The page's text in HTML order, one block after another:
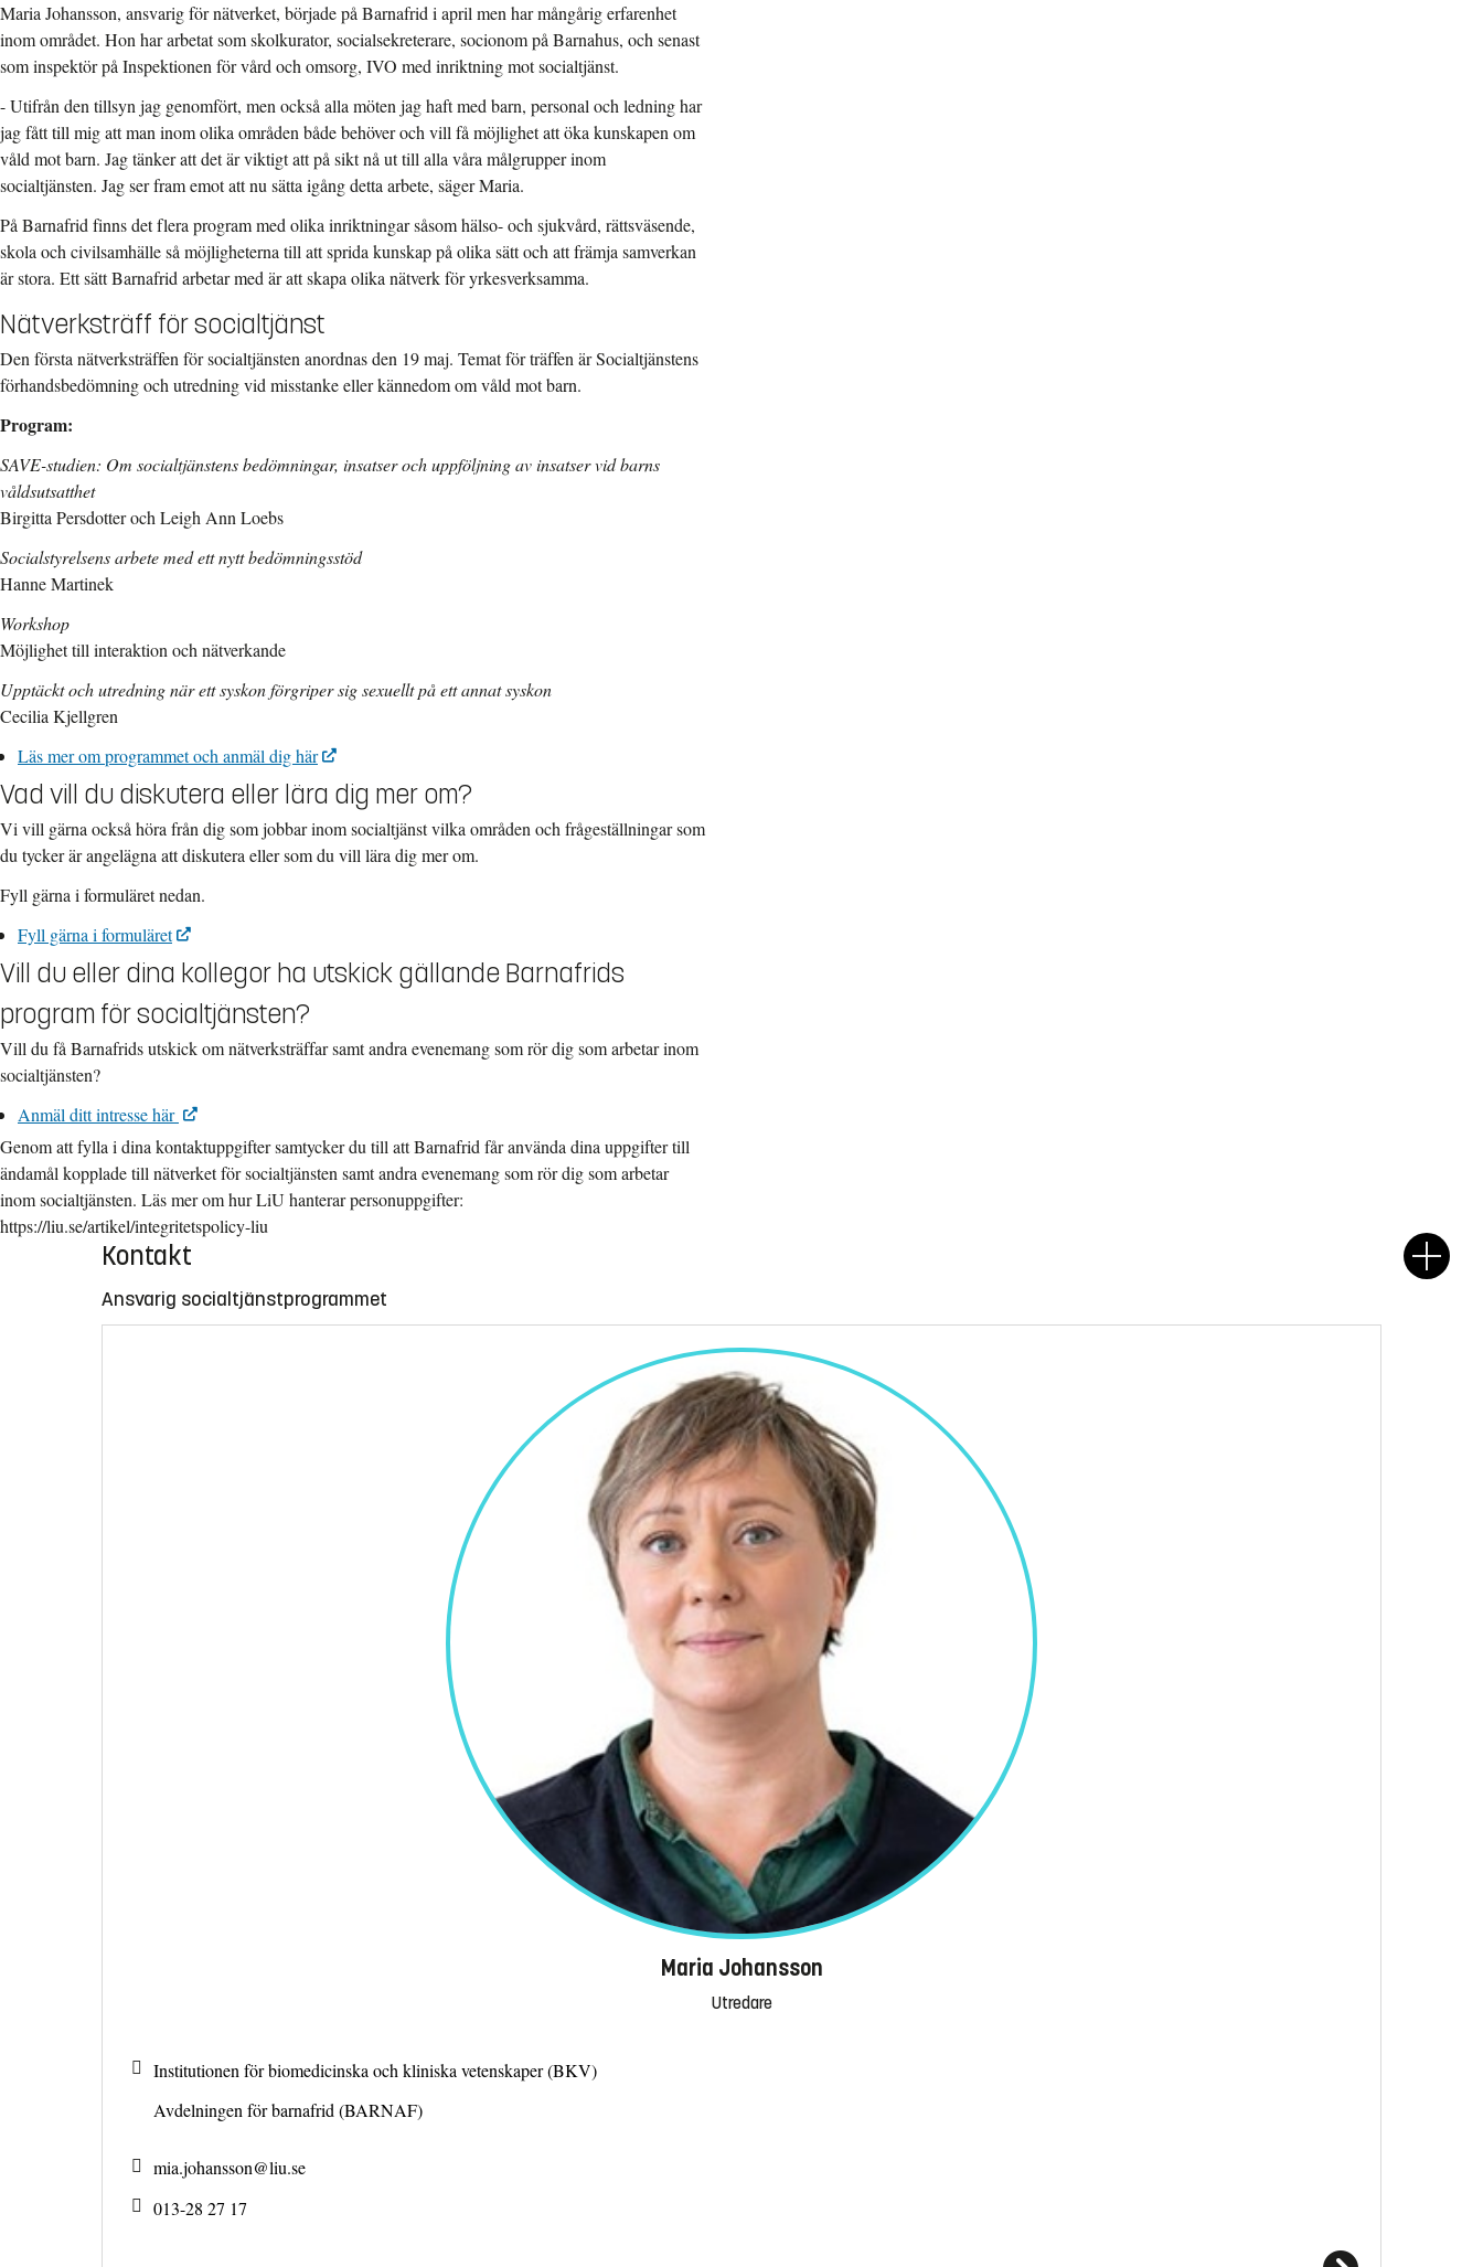
Maria Johansson, ansvarig för nätverket, började på Barnafrid i april men har mångårig erfarenhet
inom området. Hon har arbetat som skolkurator, socialsekreterare, socionom på Barnahus, och senast
som inspektör på Inspektionen för vård och omsorg, IVO med inriktning mot socialtjänst.
- Utifrån den tillsyn jag genomfört, men också alla möten jag haft med barn, personal och ledning har
jag fått till mig att man inom olika områden både behöver och vill få möjlighet att öka kunskapen om
våld mot barn. Jag tänker att det är viktigt att på sikt nå ut till alla våra målgrupper inom
socialtjänsten. Jag ser fram emot att nu sätta igång detta arbete, säger Maria.
På Barnafrid finns det flera program med olika inriktningar såsom hälso- och sjukvård, rättsväsende,
skola och civilsamhälle så möjligheterna till att sprida kunskap på olika sätt och att främja samverkan
är stora. Ett sätt Barnafrid arbetar med är att skapa olika nätverk för yrkesverksamma.
Nätverksträff för socialtjänst
Den första nätverksträffen för socialtjänsten anordnas den 19 maj. Temat för träffen är Socialtjänstens
förhandsbedömning och utredning vid misstanke eller kännedom om våld mot barn.
Program:
SAVE-studien: Om socialtjänstens bedömningar, insatser och uppföljning av insatser vid barns
våldsutsatthet
Birgitta Persdotter och Leigh Ann Loebs
Socialstyrelsens arbete med ett nytt bedömningsstöd
Hanne Martinek
Workshop
Möjlighet till interaktion och nätverkande
Upptäckt och utredning när ett syskon förgriper sig sexuellt på ett annat syskon
Cecilia Kjellgren
Läs mer om programmet och anmäl dig här
Vad vill du diskutera eller lära dig mer om?
Vi vill gärna också höra från dig som jobbar inom socialtjänst vilka områden och frågeställningar som
du tycker är angelägna att diskutera eller som du vill lära dig mer om.
Fyll gärna i formuläret nedan.
Fyll gärna i formuläret
Vill du eller dina kollegor ha utskick gällande Barnafrids
program för socialtjänsten?
Vill du få Barnafrids utskick om nätverksträffar samt andra evenemang som rör dig som arbetar inom
socialtjänsten?
Anmäl ditt intresse här
Genom att fylla i dina kontaktuppgifter samtycker du till att Barnafrid får använda dina uppgifter till
ändamål kopplade till nätverket för socialtjänsten samt andra evenemang som rör dig som arbetar
inom socialtjänsten. Läs mer om hur LiU hanterar personuppgifter:
https://liu.se/artikel/integritetspolicy-liu
Kontakt
Ansvarig socialtjänstprogrammet
Maria Johansson
Utredare
Institutionen för biomedicinska och kliniska vetenskaper (BKV)
Avdelningen för barnafrid (BARNAF)
mia.johansson@liu.se
013-28 27 17